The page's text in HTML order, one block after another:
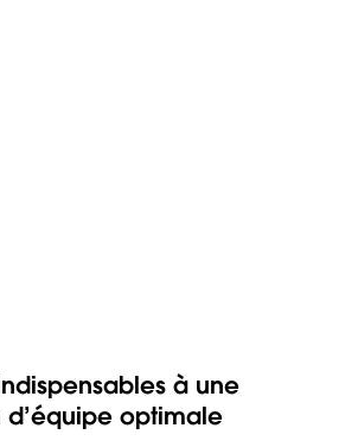
à une
optimale